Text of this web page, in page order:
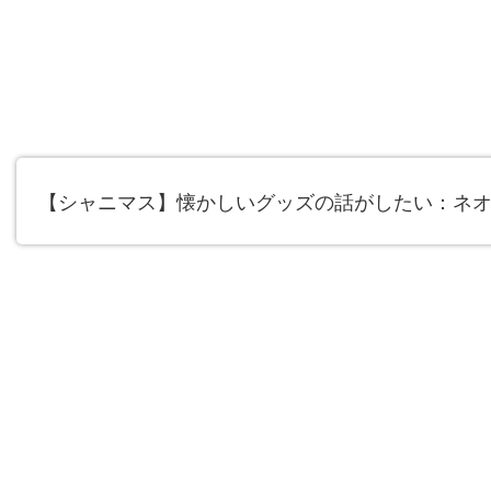
【シャニマス】懐かしいグッズの話がしたい：ネ